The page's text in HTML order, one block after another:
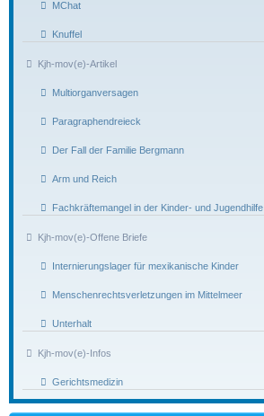
MChat
Knuffel
Kjh-mov(e)-Artikel
Multiorganversagen
Paragraphendreieck
Der Fall der Familie Bergmann
Arm und Reich
Fachkräftemangel in der Kinder- und Jugendhilfe
Kjh-mov(e)-Offene Briefe
Internierungslager für mexikanische Kinder
Menschenrechtsverletzungen im Mittelmeer
Unterhalt
Kjh-mov(e)-Infos
Gerichtsmedizin